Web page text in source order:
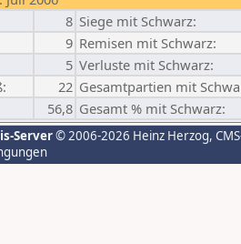
8 Siege mit Schwarz:
9 Remisen mit Schwarz:
5 Verluste mit Schwarz:
22 Gesamtpartien mit
56,8 Gesamt % mit Schwarz:
Server© 2006-2026 Heinz Herzog,